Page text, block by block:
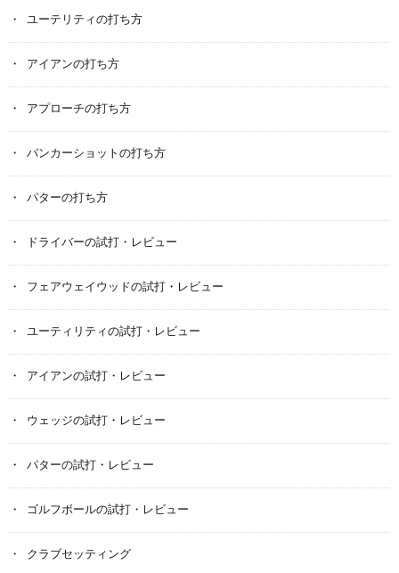
ユーテリティの打ち方
アイアンの打ち方
アプローチの打ち方
バンカーショットの打ち方
パターの打ち方
ドライバーの試打・レビュー
フェアウェイウッドの試打・レビュー
ユーティリティの試打・レビュー
アイアンの試打・レビュー
ウェッジの試打・レビュー
パターの試打・レビュー
ゴルフボールの試打・レビュー
クラブセッティング